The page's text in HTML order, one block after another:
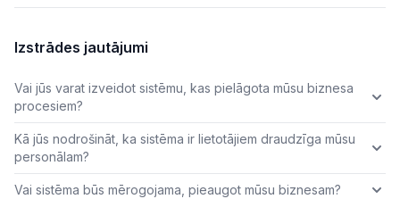
Izstrādes jautājumi
Vai jūs varat izveidot sistēmu, kas pielāgota mūsu biznesa
procesiem?
Kā jūs nodrošināt, ka sistēma ir lietotājiem draudzīga mūsu
personālam?
Vai sistēma būs mērogojama, pieaugot mūsu biznesam?